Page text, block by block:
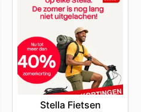
Stella Fietsen